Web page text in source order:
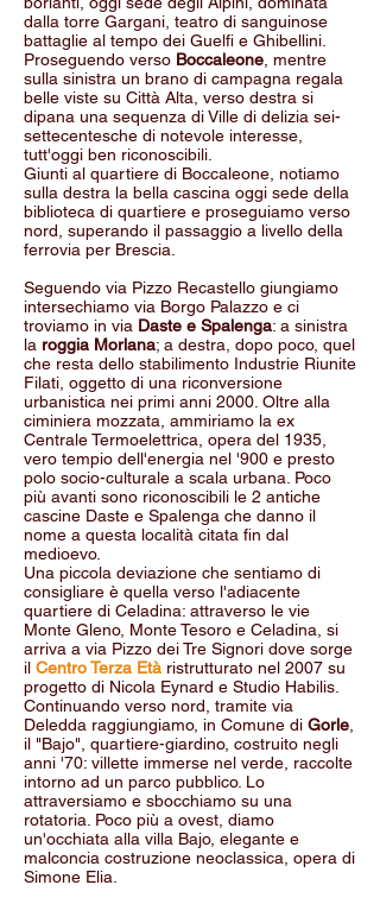
dalla torre Gargani, teatro di sanguinose
battaglie al tempo dei Guelfi e Ghibellini.
Proseguendo verso Boccaleone , mentre
sulla sinistra un brano di campagna regala
belle viste su Città Alta, verso destra si
dipana una sequenza di Ville di delizia sei-
settecentesche di notevole interesse,
tutt'oggi ben riconoscibili.
Giunti al quartiere di Boccaleone, notiamo
sulla destra la bella cascina oggi sede della
biblioteca di quartiere e proseguiamo verso
nord, superando il passaggio a livello della
ferrovia per Brescia.
Seguendo via Pizzo Recastello giungiamo
intersechiamo via Borgo Palazzo e ci
troviamo in via Daste e Spalenga: a sinistra
la roggia Morlana; a destra, dopo poco, quel
che resta dello stabilimento Industrie Riunite
Filati, oggetto di una riconversione
urbanistica nei primi anni 2000. Oltre alla
ciminiera mozzata, ammiriamo la ex
Centrale Termoelettrica, opera del 1935,
vero tempio dell'energia nel '900 e presto
polo socio-culturale a scala urbana. Poco
più avanti sono riconoscibili le 2 antiche
cascine Daste e Spalenga che danno il
nome a questa località citata fin dal
medioevo.
Una piccola deviazione che sentiamo di
consigliare è quella verso l'adiacente
quartiere di Celadina: attraverso le vie
Monte Gleno, Monte Tesoro e Celadina, si
arriva a via Pizzo dei Tre Signori dove sorge
il Centro Terza Età ristrutturato nel 2007 su
progetto di Nicola Eynard e Studio Habilis.
Continuando verso nord, tramite via
Deledda raggiungiamo, in Comune di Gorle
il "Bajo", quartiere-giardino, costruito negli
anni '70: villette immerse nel verde, raccolte
intorno ad un parco pubblico. Lo
attraversiamo e sbocchiamo su una
rotatoria. Poco più a ovest, diamo
un'occhiata alla villa Bajo, elegante e
malconcia costruzione neoclassica, opera di
Simone Elia.